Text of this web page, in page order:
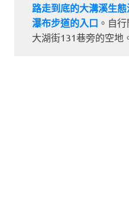
路走到底的大溝溪生
瀑布步道的入口 。自
大湖街131巷旁的空地